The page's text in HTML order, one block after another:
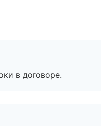
в договоре.